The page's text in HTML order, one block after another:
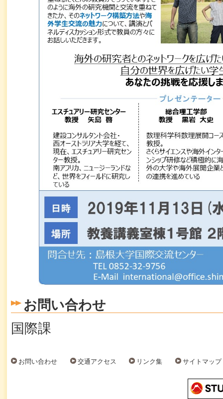
お問い合わせ
国際課
お問い合わせ 交通アクセス リンク集 サイトマップ